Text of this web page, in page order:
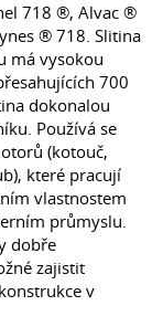
718 ®, Alvac ®
® 718. Slitina
má vysokou
700
dokonalou
Používá se
(kotouč,
které pracují
vlastnostem
průmyslu.
dobře
zajistit
v